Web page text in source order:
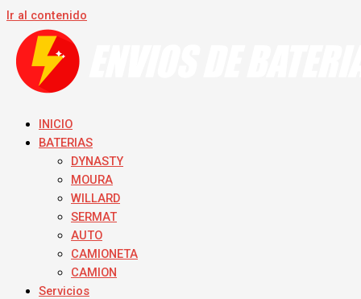
Ir al contenido
INICIO
BATERIAS
DYNASTY
MOURA
WILLARD
SERMAT
AUTO
CAMIONETA
CAMION
Servicios